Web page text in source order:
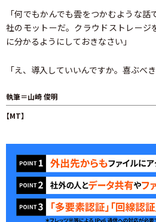
「何でもかんでも雲をつかむような
社のモットーだ。クラウドストレージ
に分かるようにしておきなさい」
「え、導入していいんですか。喜ぶべ
執筆＝山崎 俊明
【MT】